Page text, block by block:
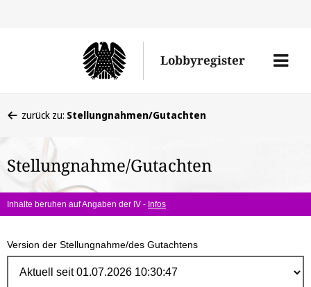
Lobbyregister
Menü
befinden
hier:
zurück zu: Stellungnahmen/Gutachten
Stellungnahme/Gutachten
Inhalte beruhen auf Angaben der IV - Infos
Version der Stellungnahme/des Gutachtens